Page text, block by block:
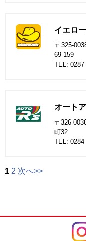
イエロ
〒325-
69-159
TEL:
オート
〒326-
町32
TEL:
1 2 次へ>>